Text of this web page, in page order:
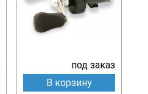
под заказ
В корзину